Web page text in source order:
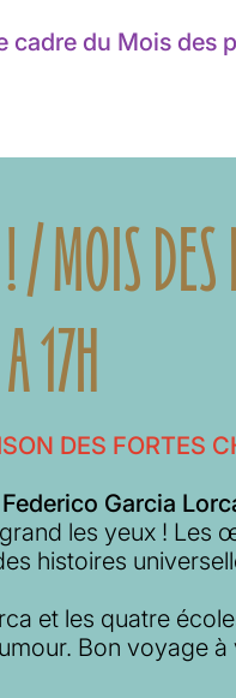
cadre du Mois des
MOIS
17H
DES FORTES
Garcia
les yeux !
histoires
et les quatre
Bon voyage à